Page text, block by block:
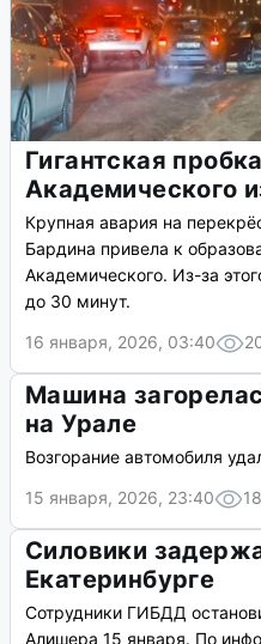
Гигантская
Академического
Крупная авария на
Бардина привела к
Академического. Из-за
до 30 минут.
16 января, 2026, 03:40
Машина
на Урале
Возгорание автомобиля
15 января, 2026, 23:40
18
Силовики
Екатеринбурге
Сотрудники ГИБДД
Алишера 15 января. По